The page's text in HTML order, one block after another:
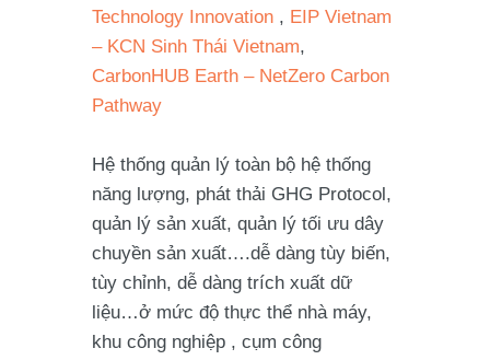
Technology Innovation , EIP Vietnam
– KCN Sinh Thái Vietnam,
CarbonHUB Earth – NetZero Carbon
Pathway
Hệ thống quản lý toàn bộ hệ thống
năng lượng, phát thải GHG Protocol,
quản lý sản xuất, quản lý tối ưu dây
chuyền sản xuất….dễ dàng tùy biến,
tùy chỉnh, dễ dàng trích xuất dữ
liệu…ở mức độ thực thể nhà máy,
khu công nghiệp , cụm công